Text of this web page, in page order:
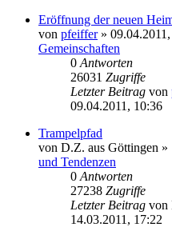
Eröffnung der neuen
von pfeiffer»
Gemeinschaften
0 Antworten
26031 Zugriffe
Letzter Beitrag von
09.04.2011, 10:36
Trampelpfad
von D.Z. aus Göttingen »
und Tendenzen
0 Antworten
27238 Zugriffe
Letzter Beitrag von
14.03.2011, 17:22